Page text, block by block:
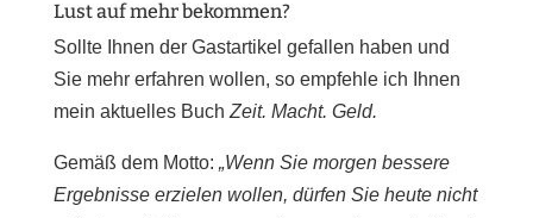
Lust auf mehr bekommen?
Sollte Ihnen der Gastartikel gefallen haben und
Sie mehr erfahren wollen, so empfehle ich Ihnen
mein aktuelles Buch Zeit. Macht. Geld.
Gemäß dem Motto: „Wenn Sie morgen bessere
Ergebnisse erzielen wollen, dürfen Sie heute nicht